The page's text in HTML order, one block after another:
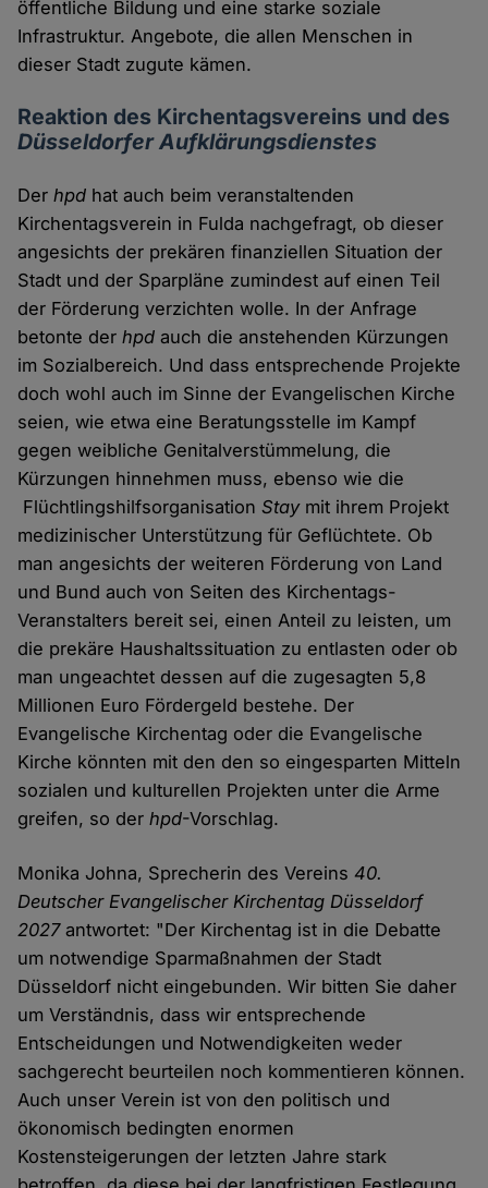
öffentliche Bildung und eine starke soziale
Infrastruktur. Angebote, die allen Menschen in
dieser Stadt zugute kämen.
Reaktion des Kirchentagsvereins und des
Düsseldorfer Aufklärungsdienstes
Derhpd hat auch beim veranstaltenden
Kirchentagsverein in Fulda nachgefragt, ob dieser
angesichts der prekären finanziellen Situation der
Stadt und der Sparpläne zumindest auf einen Teil
der Förderung verzichten wolle. In der Anfrage
betonte derhpd auch die anstehenden Kürzungen
im Sozialbereich. Und dass entsprechende Projekte
doch wohl auch im Sinne der Evangelischen Kirche
seien, wie etwa eine Beratungsstelle im Kampf
gegen weibliche Genitalverstümmelung, die
Kürzungen hinnehmen muss, ebenso wie die
FlüchtlingshilfsorganisationStaymit ihrem Projekt
medizinischer Unterstützung für Geflüchtete. Ob
man angesichts der weiteren Förderung von Land
und Bund auch von Seiten des Kirchentags-
Veranstalters bereit sei, einen Anteil zu leisten, um
die prekäre Haushaltssituation zu entlasten oder ob
man ungeachtet dessen auf die zugesagten 5,8
Millionen Euro Fördergeld bestehe. Der
Evangelische Kirchentag oder die Evangelische
Kirche könnten mit den den so eingesparten Mitteln
sozialen und kulturellen Projekten unter die Arme
greifen, so derhpd-Vorschlag.
Monika Johna, Sprecherin des Vereins 40.
Deutscher Evangelischer Kirchentag Düsseldorf
2027antwortet: "Der Kirchentag ist in die Debatte
um notwendige Sparmaßnahmen der Stadt
Düsseldorf nicht eingebunden. Wir bitten Sie daher
um Verständnis, dass wir entsprechende
Entscheidungen und Notwendigkeiten weder
sachgerecht beurteilen noch kommentieren können.
Auch unser Verein ist von den politisch und
ökonomisch bedingten enormen
Kostensteigerungen der letzten Jahre stark